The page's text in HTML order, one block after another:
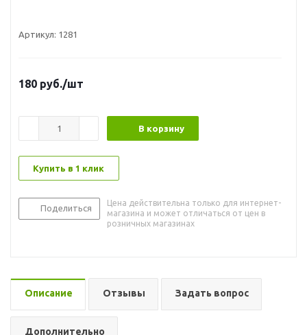
Артикул: 1281
180 руб./шт
В корзину
Купить в 1 клик
Поделиться
Цена действительна только для интернет-
магазина и может отличаться от цен в
розничных магазинах
Описание Отзывы Задать вопрос
Дополнительно